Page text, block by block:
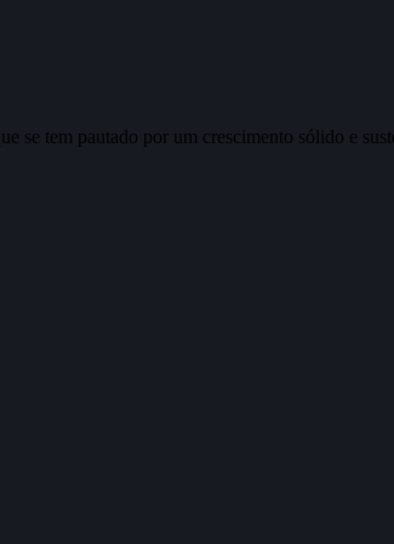
se tem pautado por um crescimento sólido e